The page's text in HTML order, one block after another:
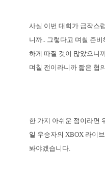
사실 이번 대회가 급작스
니까.. 그렇다고 며칠 준
하게 따질 것이 많았으니
며칠 전이라니까 짧은 협
한 가지 아쉬운 점이라면
일 우승자의 XBOX 라이
봐야겠습니다.